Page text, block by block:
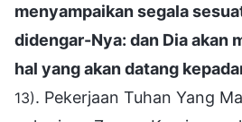
menyampaikan segala
didengar-Nya: dan Dia akan
hal yang akan datang
13). Pekerjaan Tuhan Yang